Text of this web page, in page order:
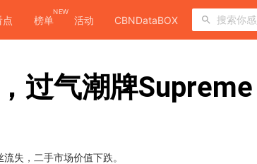
点 榜单
NEW
活动 CBNDataBOX
过气潮牌Supreme
失，二手市场价值下跌。